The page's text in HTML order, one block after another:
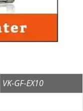
VK-GF-EX10